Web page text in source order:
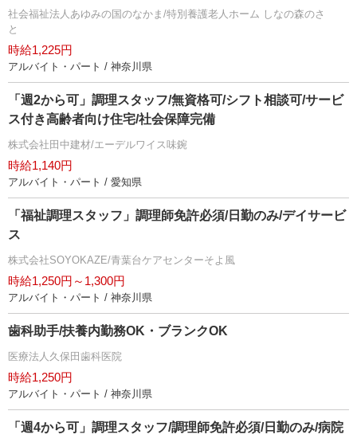
社会福祉法人あゆみの国のなかま/特別養護老人ホーム しなの森のさ
と
時給1,225円
アルバイト・パート / 神奈川県
「週2から可」調理スタッフ/無資格可/シフト相談可/サービ
ス付き高齢者向け住宅/社会保障完備
株式会社田中建材/エーデルワイス味鋺
時給1,140円
アルバイト・パート / 愛知県
「福祉調理スタッフ」調理師免許必須/日勤のみ/デイサービ
ス
株式会社SOYOKAZE/青葉台ケアセンターそよ風
時給1,250円～1,300円
アルバイト・パート / 神奈川県
歯科助手/扶養内勤務OK・ブランクOK
医療法人久保田歯科医院
時給1,250円
アルバイト・パート / 神奈川県
「週4から可」調理スタッフ/調理師免許必須/日勤のみ/病院